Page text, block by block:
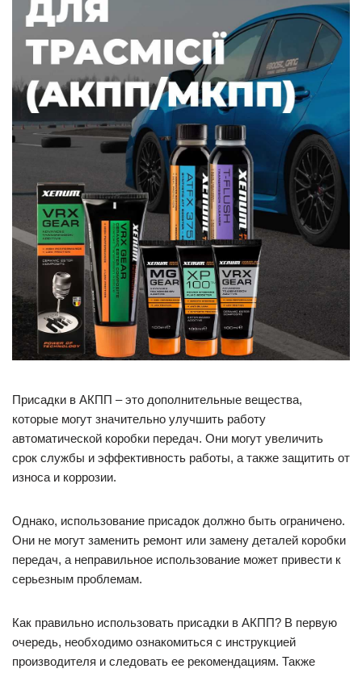
Присадки в АКПП – это дополнительные вещества,
которые могут значительно улучшить работу
автоматической коробки передач. Они могут увеличить
срок службы и эффективность работы, а также защитить от
износа и коррозии.
Однако, использование присадок должно быть ограничено.
Они не могут заменить ремонт или замену деталей коробки
передач, а неправильное использование может привести к
серьезным проблемам.
Как правильно использовать присадки в АКПП? В первую
очередь, необходимо ознакомиться с инструкцией
производителя и следовать ее рекомендациям. Также